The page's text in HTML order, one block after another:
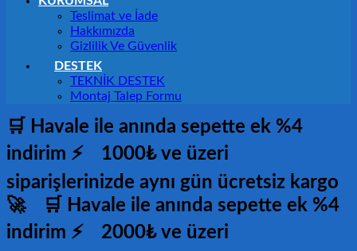
Teslimat ve İade
Hakkımızda
Gizlilik Ve Güvenlik
DESTEK
TEKNİK DESTEK
Montaj Talep Formu
🛒 Havale ile anında sepette ek %4
indirim ⚡
1000₺ ve üzeri
siparişlerinizde aynı gün ücretsiz kargo
🚀
🛒 Havale ile anında sepette ek %4
indirim ⚡
2000₺ ve üzeri